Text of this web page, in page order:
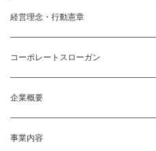
経営理念・行動憲章
コーポレートスローガン
企業概要
事業内容